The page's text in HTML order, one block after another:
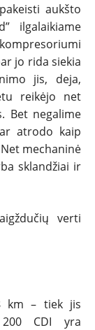
aukšto
ilgalaikiame
jo rida siekia
jis, deja,
reikėjo net
Bet negalime
atrodo kaip
mechaninė
sklandžiai ir
verti
km – tiek jis
CDI yra